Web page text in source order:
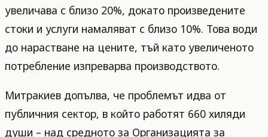
увеличава с близо 20%, докато произведените
стоки и услуги намаляват с близо 10%. Това води
до нарастване на цените, тъй като увеличеното
потребление изпреварва производството.
Митракиев допълва, че проблемът идва от
публичния сектор, в който работят 660 хиляди
души – над средното за Организацията за